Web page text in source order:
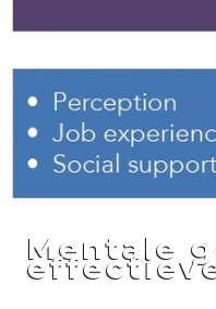
Mentale